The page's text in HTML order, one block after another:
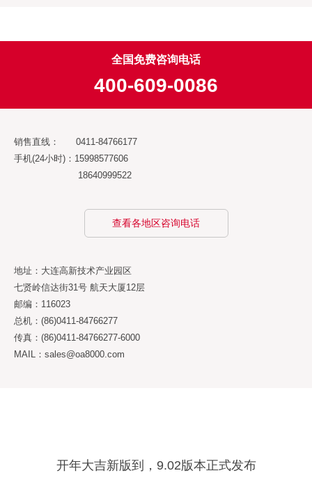
全国免费咨询电话
400-609-0086
销售直线： 0411-84766177
手机(24小时)：15998577606
18640999522
查看各地区咨询电话
地址：大连高新技术产业园区
七贤岭信达街31号 航天大厦12层
邮编：116023
总机：(86)0411-84766277
传真：(86)0411-84766277-6000
MAIL：sales@oa8000.com
开年大吉新版到，9.02版本正式发布